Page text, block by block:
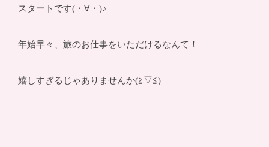
スタートです(・∀・)♪
年始早々、旅のお仕事をいただけるなんて！
嬉しすぎるじゃありませんか(≧▽≦)